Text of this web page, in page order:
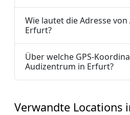
Wie lautet die Adresse
Erfurt?
Über welche GPS-
Audizentrum in Erfurt?
Verwandte Locations